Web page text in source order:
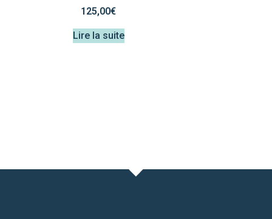
125,00€
Lire la suite